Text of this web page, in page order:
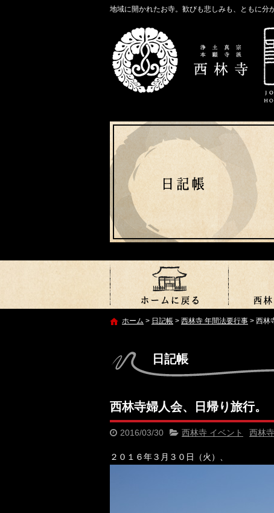
地域に開かれたお寺。歓びも悲しみも、ともに分
ホーム > 日記帳 > 西林寺 年間法要行事 > 西林
日記帳
西林寺婦人会、日帰り旅行。
2016/03/30 西林寺 イベント 西林
２０１６年３月３０日（火）、